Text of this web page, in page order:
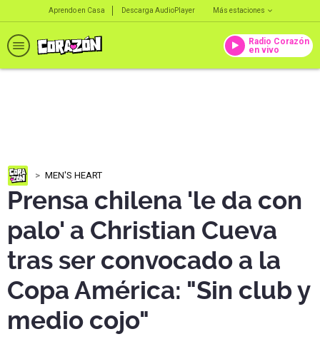
Aprendo en Casa Descarga AudioPlayer Más estaciones
Radio Corazón
en vivo
MEN'S HEART
Prensa chilena 'le da con
palo' a Christian Cueva
tras ser convocado a la
Copa América: "Sin club y
medio cojo"